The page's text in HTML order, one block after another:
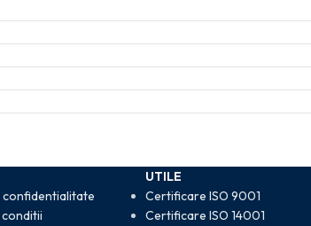
confidentialitate
conditii
UTILE
Certificare ISO 9001
Certificare ISO 14001